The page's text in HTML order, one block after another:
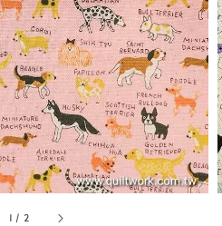
1 / 2